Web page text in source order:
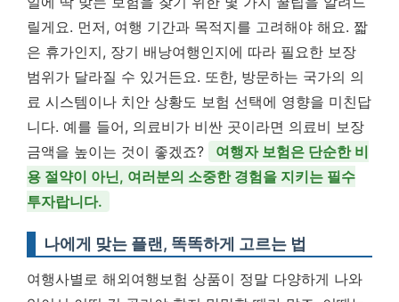
릴게요. 먼저, 여행 기간과 목적지를 고려해야 해요. 짧
은 휴가인지, 장기 배낭여행인지에 따라 필요한 보장
범위가 달라질 수 있거든요. 또한, 방문하는 국가의 의
료 시스템이나 치안 상황도 보험 선택에 영향을 미친답
니다. 예를 들어, 의료비가 비싼 곳이라면 의료비 보장
금액을 높이는 것이 좋겠죠?
여행자 보험은 단순한 비
용 절약이 아닌, 여러분의 소중한 경험을 지키는 필수
투자랍니다.
나에게 맞는 플랜, 똑똑하게 고르는 법
여행사별로 해외여행보험 상품이 정말 다양하게 나와